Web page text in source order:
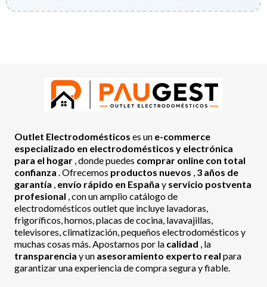
Outlet Electrodomésticos es un e-commerce
especializado en electrodomésticos y electrónica
para el hogar , donde puedes comprar online con total
confianza . Ofrecemos productos nuevos 3 años de
garantía envío rápido en España y servicio postventa
profesional , con un amplio catálogo de
electrodomésticos outlet que incluye lavadoras,
frigoríficos, hornos, placas de cocina, lavavajillas,
televisores, climatización, pequeños electrodomésticos y
muchas cosas más. Apostamos por la calidad , la
transparencia y un asesoramiento experto real para
garantizar una experiencia de compra segura y fiable.